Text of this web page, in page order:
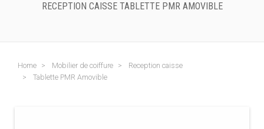
RECEPTION CAISSE TABLETTE PMR AMOVIBLE
Home Mobilier de coiffure
Reception caisse
Tablette PMR Amovible